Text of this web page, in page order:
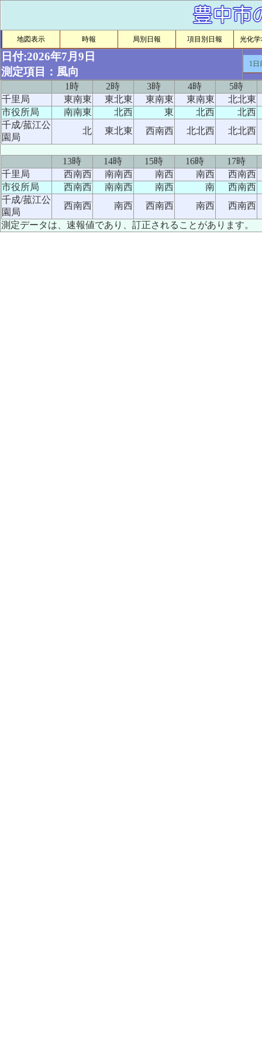
地図表示 時報 局別日報 項目別日報 光化学
日付:2026年7月9日
測定項目：風向
1日
1時 2時 3時 4時
5時
千里局
東南東 東北東 東南東 東南東
北北東
市役所局
南南東 北西 東 北西
北西
千成/菰江公
園局
北 東北東 西南西 北北西 北北西
13時 14時 15時 16時
17時
千里局
西南西 南南西 南西 南西
西南西
市役所局
西南西 南南西 南西 南
西南西
千成/菰江公
園局
西南西 南西 西南西 南西
西南西
測定データは、速報値であり、訂正されることがあります。